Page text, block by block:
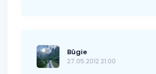
Bûgie
27.05.2012 21:00